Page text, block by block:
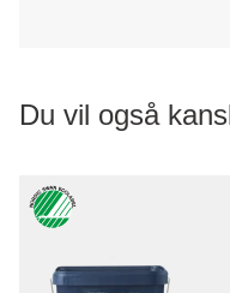
Du vil også